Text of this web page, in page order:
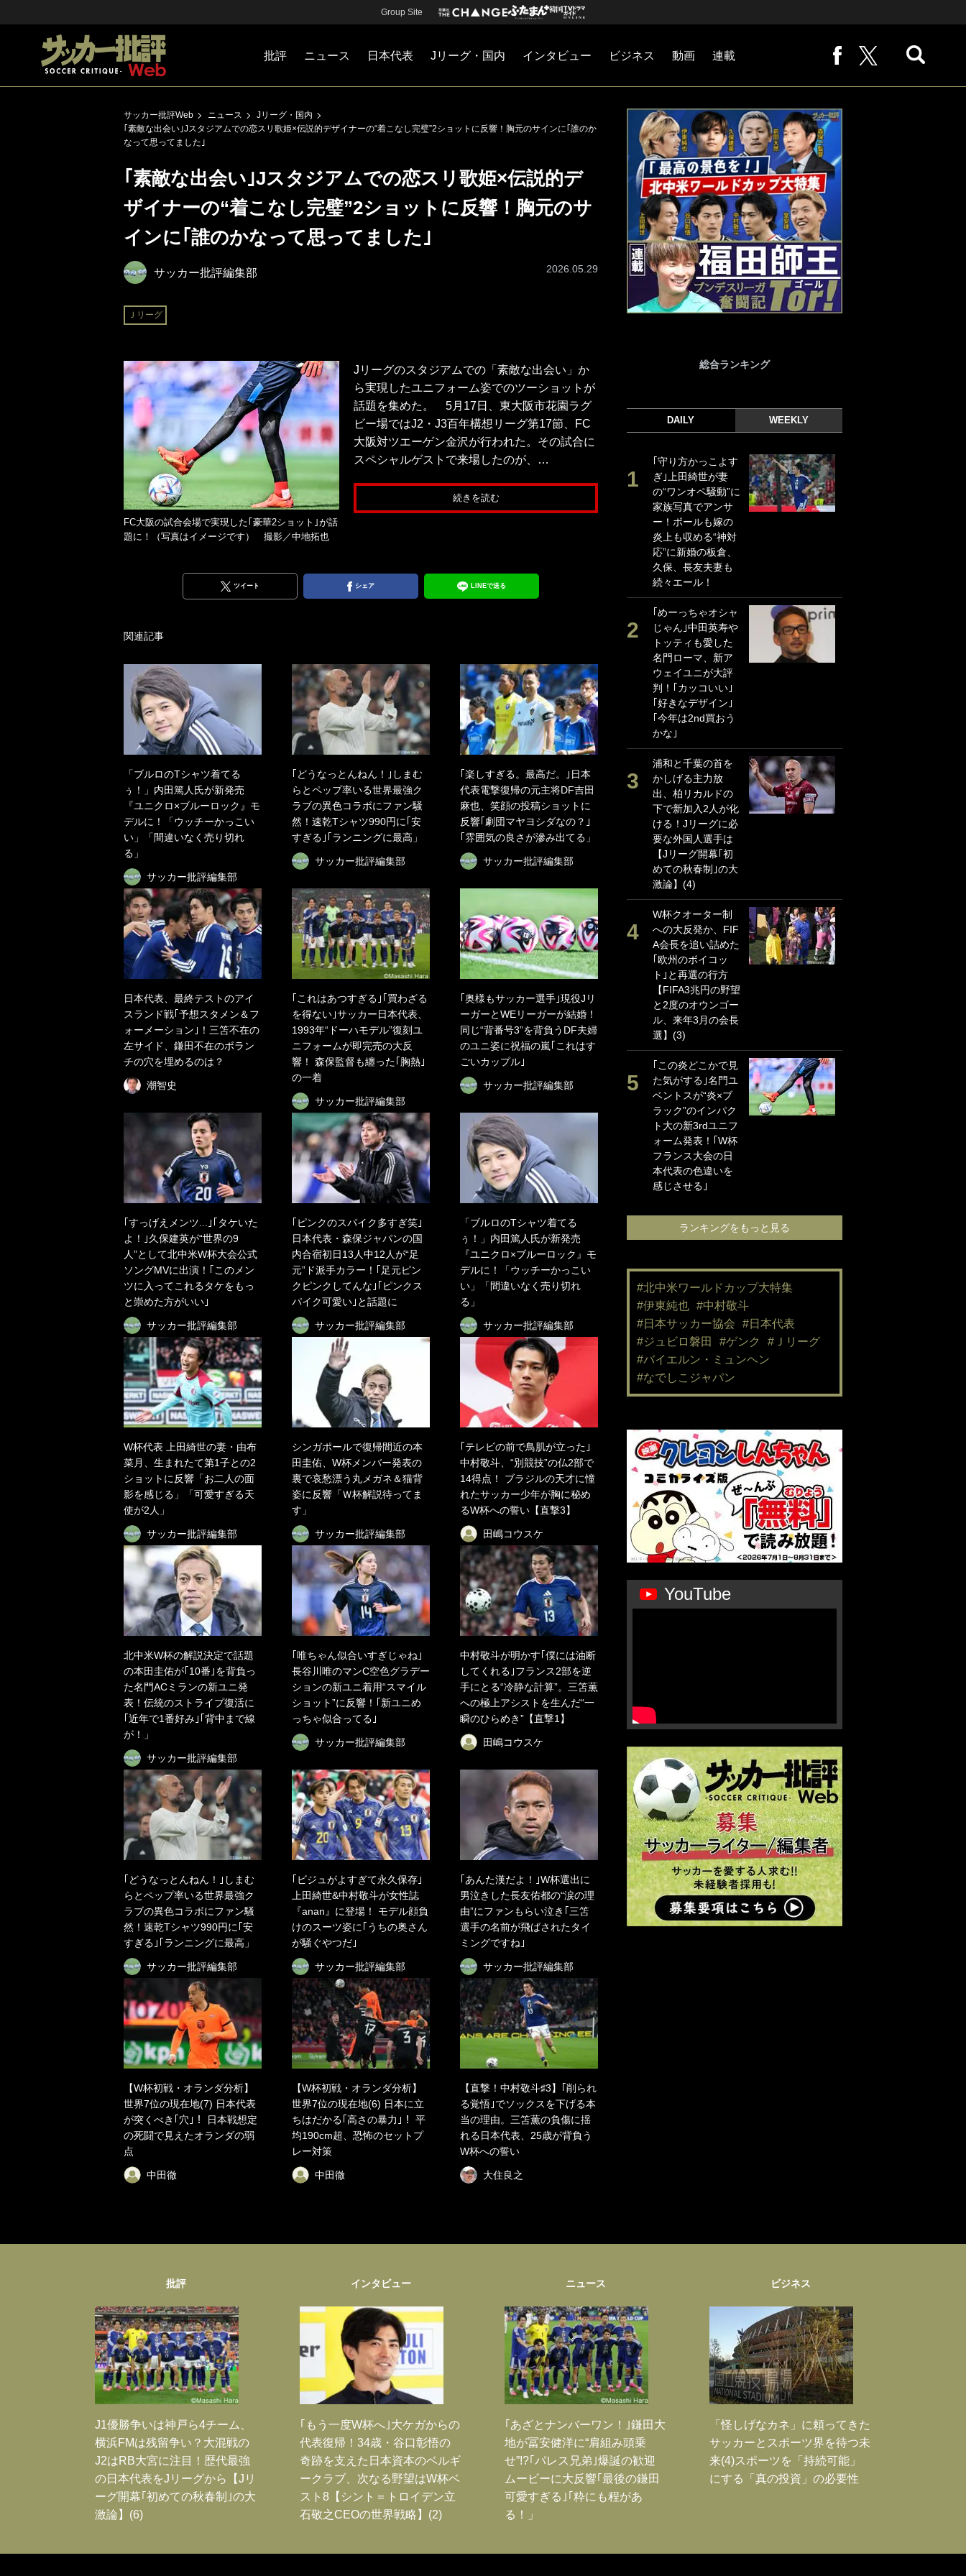
Group Site
批評 ニュース 日本代表 Jリーグ・国内 インタビュー ビジネス 動画 連載
サッカー批評Web ニュース
Jリーグ・国内
｢素敵な出会い｣Jスタジアムでの恋スリ歌姫×伝説的デザイナーの“着こなし完璧”2ショットに反響！胸元のサインに｢誰のか
なって思ってました｣
｢素敵な出会い｣Jスタジアムでの恋スリ歌姫×伝説的デ
ザイナーの“着こなし完璧”2ショットに反響！胸元のサ
インに｢誰のかなって思ってました｣
サッカー批評編集部
Ｊリーグ
2026.05.29
FC大阪の試合会場で実現した｢豪華2ショット｣が話
題に！（写真はイメージです） 撮影／中地拓也
Jリーグのスタジアムでの「素敵な出会い」か
ら実現したユニフォーム姿でのツーショットが
話題を集めた。 5月17日、東大阪市花園ラグ
ビー場ではJ2・J3百年構想リーグ第17節、FC
大阪対ツエーゲン金沢が行われた。その試合に
スペシャルゲストで来場したのが、…
続きを読む
ツイート シェア LINEで送る
関連記事
「ブルロのTシャツ着てる
ぅ！」内田篤人氏が新発売
『ユニクロ×ブルーロック』モ
デルに！「ウッチーかっこい
い」「間違いなく売り切れ
る」
サッカー批評編集部
｢どうなっとんねん！｣しまむ
らとペップ率いる世界最強ク
ラブの異色コラボにファン騒
然！速乾Tシャツ990円に｢安
すぎる｣｢ランニングに最高」
サッカー批評編集部
｢楽しすぎる。最高だ。｣日本
代表電撃復帰の元主将DF吉田
麻也、笑顔の投稿ショットに
反響｢劇団マヤヨシダなの？｣
｢雰囲気の良さが滲み出てる」
サッカー批評編集部
日本代表、最終テストのアイ
スランド戦｢予想スタメン＆フ
ォーメーション｣！三笘不在の
左サイド、鎌田不在のボラン
チの穴を埋めるのは？
潮智史
｢これはあつすぎる｣｢買わざる
を得ない｣サッカー日本代表、
1993年“ドーハモデル”復刻ユ
ニフォームが即完売の大反
響！ 森保監督も纏った｢胸熱｣
の一着
サッカー批評編集部
｢奥様もサッカー選手｣現役Jリ
ーガーとWEリーガーが結婚！
同じ“背番号3”を背負うDF夫婦
のユニ姿に祝福の嵐｢これはす
ごいカップル｣
サッカー批評編集部
｢すっげえメンツ...｣｢タケいた
よ！｣久保建英が“世界の9
人”として北中米W杯大会公式
ソングMVに出演！｢このメン
ツに入ってこれるタケをもっ
と崇めた方がいい｣
サッカー批評編集部
｢ピンクのスパイク多すぎ笑｣
日本代表・森保ジャパンの国
内合宿初日13人中12人が“足
元”ド派手カラー！｢足元ピン
クピンクしてんな｣｢ピンクス
パイク可愛い｣と話題に
サッカー批評編集部
「ブルロのTシャツ着てる
ぅ！」内田篤人氏が新発売
『ユニクロ×ブルーロック』モ
デルに！「ウッチーかっこい
い」「間違いなく売り切れ
る」
サッカー批評編集部
W杯代表 上田綺世の妻・由布
菜月、生まれたて第1子との2
ショットに反響「お二人の面
影を感じる」「可愛すぎる天
使が2人」
サッカー批評編集部
シンガポールで復帰間近の本
田圭佑、W杯メンバー発表の
裏で哀愁漂う丸メガネ＆猫背
姿に反響「Ｗ杯解説待ってま
す」
サッカー批評編集部
｢テレビの前で鳥肌が立った｣
中村敬斗、“別競技”の仏2部で
14得点！ ブラジルの天才に憧
れたサッカー少年が胸に秘め
るW杯への誓い【直撃3】
田嶋コウスケ
北中米W杯の解説決定で話題
の本田圭佑が｢10番｣を背負っ
た名門ACミランの新ユニ発
表！伝統のストライプ復活に
｢近年で1番好み｣｢背中まで線
が！」
サッカー批評編集部
｢唯ちゃん似合いすぎじゃね｣
長谷川唯のマンC空色グラデー
ションの新ユニ着用“スマイル
ショット”に反響！｢新ユニめ
っちゃ似合ってる｣
サッカー批評編集部
中村敬斗が明かす｢僕には油断
してくれる｣フランス2部を逆
手にとる“冷静な計算”。三笘薫
への極上アシストを生んだ“一
瞬のひらめき”【直撃1】
田嶋コウスケ
｢どうなっとんねん！｣しまむ
らとペップ率いる世界最強ク
ラブの異色コラボにファン騒
然！速乾Tシャツ990円に｢安
すぎる｣｢ランニングに最高」
サッカー批評編集部
｢ビジュがよすぎて永久保存｣
上田綺世&中村敬斗が女性誌
『anan』に登場！ モデル顔負
けのスーツ姿に｢うちの奥さん
が騒ぐやつだ｣
サッカー批評編集部
｢あんた漢だよ！｣W杯選出に
男泣きした長友佑都の“涙の理
由”にファンもらい泣き｢三笘
選手の名前が飛ばされたタイ
ミングですね｣
サッカー批評編集部
【W杯初戦・オランダ分析】
世界7位の現在地(7) 日本代表
が突くべき｢穴｣！ 日本戦想定
の死闘で見えたオランダの弱
点
中田徹
【W杯初戦・オランダ分析】
世界7位の現在地(6) 日本に立
ちはだかる｢高さの暴力｣！ 平
均190cm超、恐怖のセットプ
レー対策
中田徹
【直撃！中村敬斗♯3】｢削られ
る覚悟｣でソックスを下げる本
当の理由。三笘薫の負傷に揺
れる日本代表、25歳が背負う
W杯への誓い
大住良之
総合ランキング
DAILY WEEKLY
｢守り方かっこよす
ぎ｣上田綺世が妻
の“ワンオペ騒動”に
家族写真でアンサ
ー！ボールも嫁の
炎上も収める“神対
応”に新婚の板倉、
久保、長友夫妻も
続々エール！
｢めーっちゃオシャ
じゃん｣中田英寿や
トッティも愛した
名門ローマ、新ア
ウェイユニが大評
判！｢カッコいい｣
｢好きなデザイン｣
｢今年は2nd買おう
かな｣
浦和と千葉の首を
かしげる主力放
出、柏リカルドの
下で新加入2人が化
ける！Jリーグに必
要な外国人選手は
【Jリーグ開幕｢初
めての秋春制｣の大
激論】(4)
W杯クオーター制
への大反発か、FIF
A会長を追い詰めた
｢欧州のボイコッ
ト｣と再選の行方
【FIFA3兆円の野望
と2度のオウンゴー
ル、来年3月の会長
選】(3)
｢この炎どこかで見
た気がする｣名門ユ
ベントスが“炎×ブ
ラック”のインパク
ト大の新3rdユニフ
ォーム発表！｢W杯
フランス大会の日
本代表の色違いを
感じさせる｣
ランキングをもっと見る
#北中米ワールドカップ大特集
#伊東純也 #中村敬斗
#日本サッカー協会
#日本代表
#ジュビロ磐田
#ゲンク
#Ｊリーグ
#バイエルン・ミュンヘン
#なでしこジャパン
YouTube
批評
J1優勝争いは神戸ら4チーム、
横浜FMは残留争い？大混戦の
J2はRB大宮に注目！歴代最強
の日本代表をJリーグから【Jリ
ーグ開幕｢初めての秋春制｣の大
激論】(6)
インタビュー
｢もう一度W杯へ｣大ケガからの
代表復帰！34歳・谷口彰悟の
奇跡を支えた日本資本のベルギ
ークラブ、次なる野望はW杯ベ
スト8【シント＝トロイデン立
石敬之CEOの世界戦略】(2)
ニュース
｢あざとナンバーワン！｣鎌田大
地が冨安健洋に“肩組み頭乗
せ”!?｢パレス兄弟｣爆誕の歓迎
ムービーに大反響｢最後の鎌田
可愛すぎる｣｢粋にも程があ
る！」
ビジネス
「怪しげなカネ」に頼ってきた
サッカーとスポーツ界を待つ未
来(4)スポーツを「持続可能」
にする「真の投資」の必要性